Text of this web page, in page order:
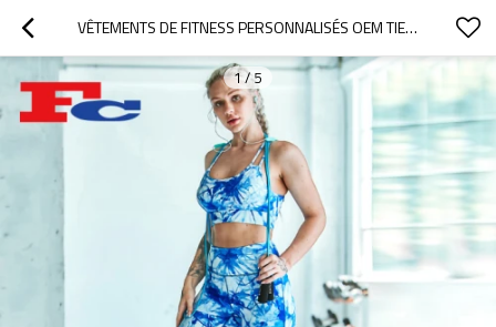
VÊTEMENTS DE FITNESS PERSONNALISÉS OEM TIE-DYE PRIVATE LABEL
1/5